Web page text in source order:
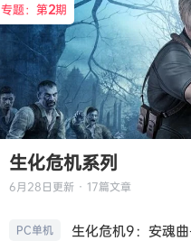
专题：第2期
生化危机系列
6月28日更新 · 17篇文章
PC单机